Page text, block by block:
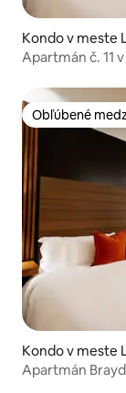
Kondo v meste
Apartmán č. 11
Obľúbené
Obľúbené
Kondo v meste
Apartmán